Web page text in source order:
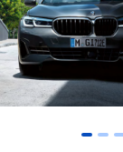
0 1 2